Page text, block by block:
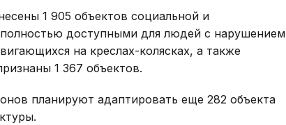
1 905 объектов социальной и
доступными для людей с нарушением
на креслах-колясках, а также
1 367 объектов.
планируют адаптировать еще 282 объекта